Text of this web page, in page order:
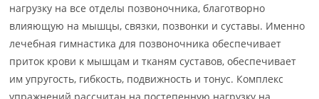
нагрузку на все отделы позвоночника, благотворно
влияющую на мышцы, связки, позвонки и суставы. Именно
лечебная гимнастика для позвоночника обеспечивает
приток крови к мышцам и тканям суставов, обеспечивает
им упругость, гибкость, подвижность и тонус. Комплекс